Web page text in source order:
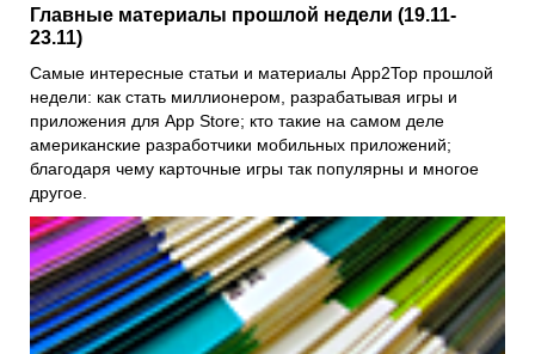
Главные материалы прошлой недели (19.11-
23.11)
Самые интересные статьи и материалы App2Top прошлой
недели: как стать миллионером, разрабатывая игры и
приложения для App Store; кто такие на самом деле
американские разработчики мобильных приложений;
благодаря чему карточные игры так популярны и многое
другое.